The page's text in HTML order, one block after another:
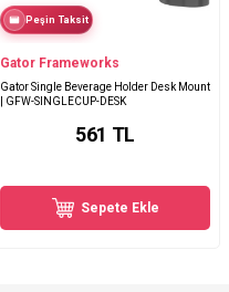
Peşin Taksit
Gator Frameworks
Gator Single Beverage Holder Desk Mount
| GFW-SINGLECUP-DESK
561 TL
Sepete Ekle